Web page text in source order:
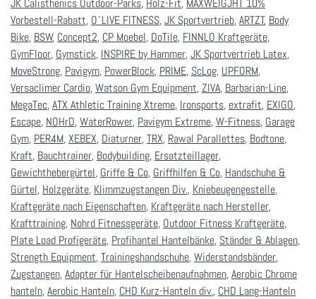
JK Calisthenics Outdoor-Parks, Holz-Fit, MAXWEIGJHT 10%
Vorbestell-Rabatt, O´LIVE FITNESS,JK Sportvertrieb,ARTZT, Body
Bike, BSW, Concept2, CP Moebel, DoTile, FINNLO Kraftgeräte,
GymFloor, Gymstick, INSPIRE by Hammer,JK Sportvertrieb Latex,
MoveStrong, Pavigym, PowerBlock, PRIME, ScLog, UPFORM,
Versaclimer Cardio,Watson Gym Equipment,ZIVA, Barbarian-Line,
MegaTec,ATX Athletic Training Xtreme, Ironsports, extrafit, EXIGO,
Escape, NOHrD,WaterRower, Pavigym Extreme,W-Fitness, Garage
Gym, PER4M,XEBEX, Diaturner,TRX, Rawal Parallettes, Bodtone,
Kraft, Bauchtrainer, Bodybuilding, Ersatzteillager,
Gewichthebergürtel, Griffe & Co, Griffhilfen & Co, Handschuhe &
Gürtel, Holzgeräte, Klimmzugstangen Div., Kniebeugengestelle,
Kraftgeräte nach Eigenschaften, Kraftgeräte nach Hersteller,
Krafttraining, Nohrd Fitnessgeräte, Outdoor Fitness Kraftgeräte,
Plate Load Profigeräte, Profihantel Hantelbänke, Ständer & Ablagen,
Strength Equipment,Trainingshandschuhe,Widerstandsbänder,
Zugstangen,Adapter für Hantelscheibenaufnahmen,Aerobic Chrome
hanteln,Aerobic Hanteln, CHD Kurz-Hanteln div., CHD Lang-Hanteln